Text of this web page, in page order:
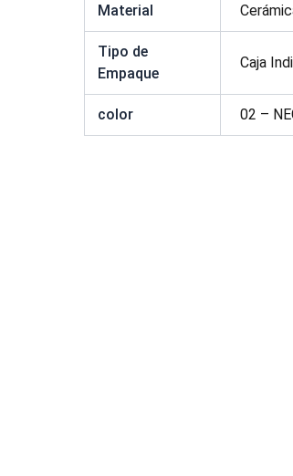
Material
Tipo de
Empaque
Caja
color 02 –